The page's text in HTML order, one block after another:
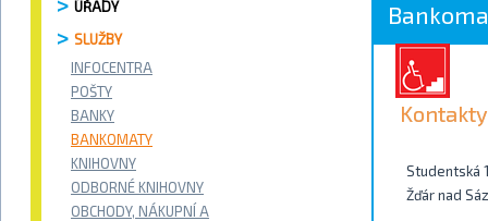
ÚŘADY
SLUŽBY
INFOCENTRA
POŠTY
BANKY
BANKOMATY
KNIHOVNY
ODBORNÉ KNIHOVNY
OBCHODY, NÁKUPNÍ A
Kontakty
Studentská
Žďár nad